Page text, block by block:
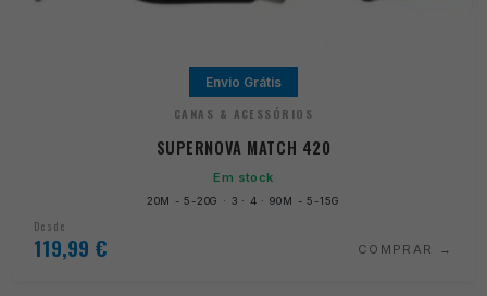
Envio Grátis
CANAS & ACESSÓRIOS
SUPERNOVA MATCH 420
Em stock
20M - 5-20G · 3 · 4 · 90M - 5-15G
Desde
119,99 € COMPRAR